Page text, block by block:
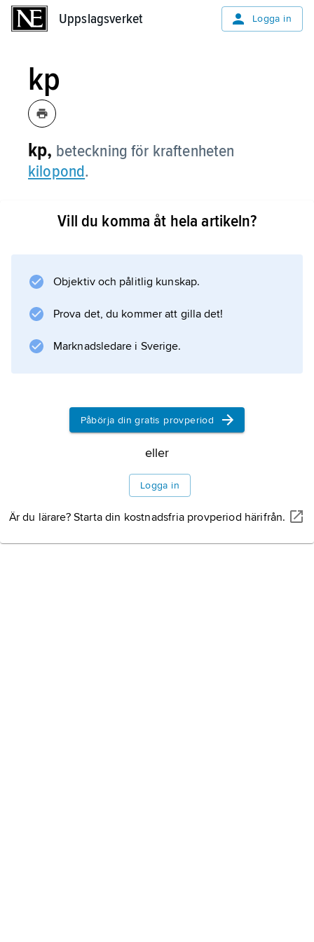
Uppslagsverket Logga in
kp
kp, beteckning för kraftenheten
kilopond.
Vill du komma åt hela artikeln?
Objektiv och pålitlig kunskap.
Prova det, du kommer att gilla det!
Marknadsledare i Sverige.
Påbörja din gratis provperiod
eller
Logga in
Är du lärare? Starta din kostnadsfria provperiod härifrån.